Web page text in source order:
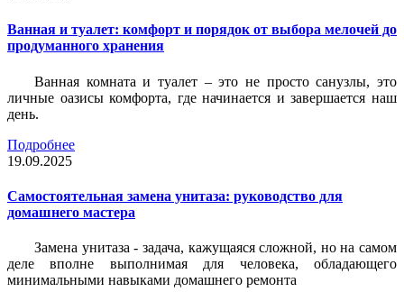
Ванная и туалет: комфорт и порядок от выбора мелочей до
продуманного хранения
Ванная комната и туалет – это не просто санузлы, это
личные оазисы комфорта, где начинается и завершается наш
день.
Подробнее
19.09.2025
Самостоятельная замена унитаза: руководство для
домашнего мастера
Замена унитаза - задача, кажущаяся сложной, но на самом
деле вполне выполнимая для человека, обладающего
минимальными навыками домашнего ремонта